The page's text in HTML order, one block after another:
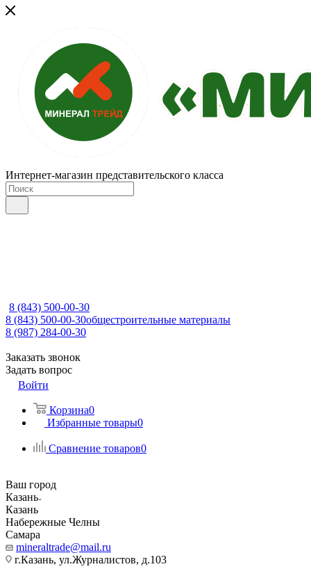
Интернет-магазин представительского класса
8 (843) 500-00-30
8 (843) 500-00-30общестроительные материалы
8 (987) 284-00-30
Заказать звонок
Задать вопрос
Войти
Корзина0
Избранные товары0
Сравнение товаров0
Ваш город
Казань
Казань
Набережные Челны
Самара
mineraltrade@mail.ru
г.Казань, ул.Журналистов, д.103